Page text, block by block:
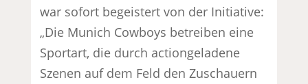
war sofort begeistert von der Initiative:
„Die Munich Cowboys betreiben eine
Sportart, die durch actiongeladene
Szenen auf dem Feld den Zuschauern